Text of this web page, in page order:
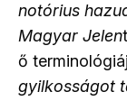
notórius
Magyar Jelen
ő
gyilkosságot